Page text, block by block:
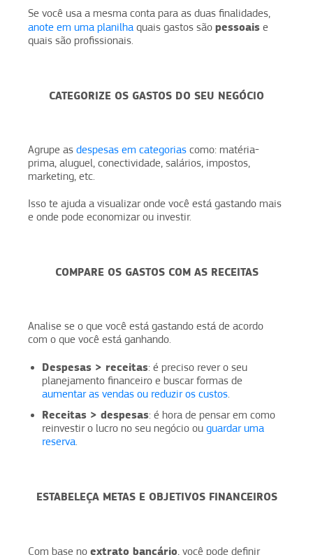
Se você usa a mesma conta para as duas finalidades,
anote em uma planilha quais gastos são pessoais e
quais são profissionais.
CATEGORIZE OS GASTOS DO SEU NEGÓCIO
Agrupe as despesas em categorias como: matéria-
prima, aluguel, conectividade, salários, impostos,
marketing, etc.
Isso te ajuda a visualizar onde você está gastando mais
e onde pode economizar ou investir.
COMPARE OS GASTOS COM AS RECEITAS
Analise se o que você está gastando está de acordo
com o que você está ganhando.
Despesas > receitas: é preciso rever o seu
planejamento financeiro e buscar formas de
aumentar as vendas ou reduzir os custos.
Receitas > despesas: é hora de pensar em como
reinvestir o lucro no seu negócio ou guardar uma
reserva.
ESTABELEÇA METAS E OBJETIVOS FINANCEIROS
Com base no extrato bancário, você pode definir